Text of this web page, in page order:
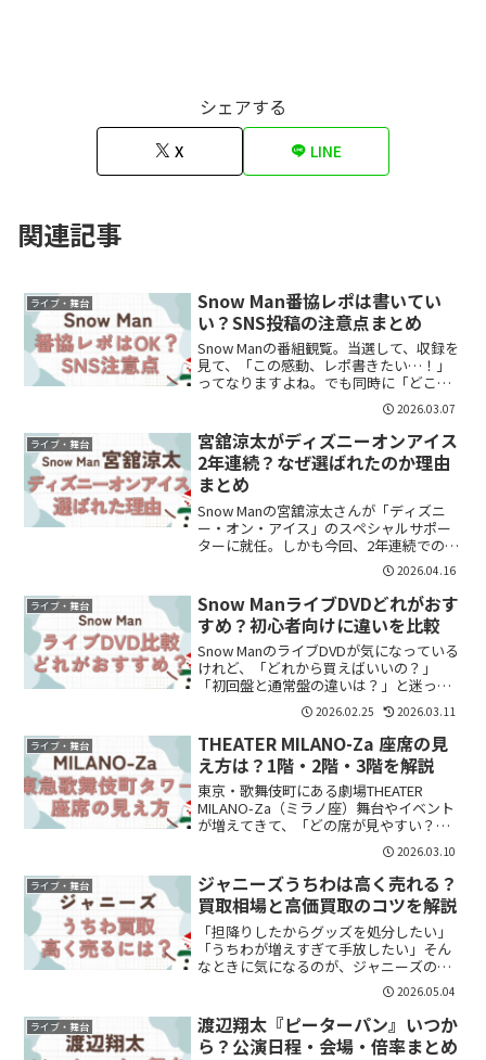
シェアする
X LINE
関連記事
ライブ・舞台
Snow Man番協レポは書いてい
い？SNS投稿の注意点まとめ
Snow Manの番組観覧。当選して、収録を
見て、「この感動、レポ書きたい…！」
ってなりますよね。でも同時に「どこま
で書いていいの？」「違反になる？」
「干されない？」不安も出てきます。整
理します。番協レポは基本OK？完全NGで
はありません。...
2026.03.07
ライブ・舞台
宮舘涼太がディズニーオンアイス
2年連続？なぜ選ばれたのか理由
まとめ
Snow Manの宮舘涼太さんが「ディズニ
ー・オン・アイス」のスペシャルサポー
ターに就任。しかも今回、2年連続での起
用ということで話題になっています。
「なぜ宮舘さん？」「2年連続ってすごい
の？」と気になった方も多いはずです。
結論からまとめま...
2026.04.16
ライブ・舞台
Snow ManライブDVDどれがおす
すめ？初心者向けに違いを比較
Snow ManのライブDVDが気になっている
けれど、「どれから買えばいいの？」
「初回盤と通常盤の違いは？」と迷って
いませんか？この記事では、初心者向け
におすすめの公演と、それぞれの違いを
分かりやすくまとめます。Snow Manライ
ブDVD...
2026.02.25 2026.03.11
ライブ・舞台
THEATER MILANO-Za 座席の見
え方は？1階・2階・3階を解説
東京・歌舞伎町にある劇場THEATER
MILANO-Za（ミラノ座）舞台やイベント
が増えてきて、「どの席が見やすい？」
「1階と2階はどっちがいい？」と気にな
っている方も多いのではないでしょう
か。この記事では・THEATER MILANO-...
2026.03.10
ライブ・舞台
ジャニーズうちわは高く売れる？
買取相場と高価買取のコツを解説
「担降りしたからグッズを処分したい」
「うちわが増えすぎて手放したい」そん
なときに気になるのが、ジャニーズのう
ちわって高く売れるの？という点ですよ
ね。結論から言うと、うちわは条件次第
でしっかり値段がつきます。特に人気メ
ンバーや限定品は、想像以...
2026.05.04
ライブ・舞台
渡辺翔太『ピーターパン』いつか
ら？公演日程・会場・倍率まとめ